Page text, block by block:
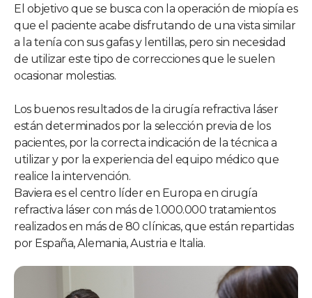
El objetivo que se busca con la operación de miopía es
que el paciente acabe disfrutando de una vista similar
a la tenía con sus gafas y lentillas, pero sin necesidad
de utilizar este tipo de correcciones que le suelen
ocasionar molestias.
Los buenos resultados de la cirugía refractiva láser
están determinados por la selección previa de los
pacientes, por la correcta indicación de la técnica a
utilizar y por la experiencia del equipo médico que
realice la intervención.
Baviera es el centro líder en Europa en cirugía
refractiva láser con más de 1.000.000 tratamientos
realizados en más de 80 clínicas, que están repartidas
por España, Alemania, Austria e Italia.